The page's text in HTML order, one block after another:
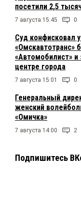
посетили 2,5
7 августа 15:45 0
Суд конфисковал
«Омскавтотранс»
«Автомобилист»
центре города
7 августа 15:01 0
Генеральный
женский
«Омичка»
7 августа 14:00 2
Подпишитесь